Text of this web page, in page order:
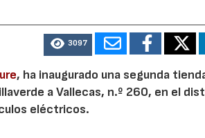
3097
, ha inaugurado una segunda
a Vallecas, n.º 260, en el
eléctricos.